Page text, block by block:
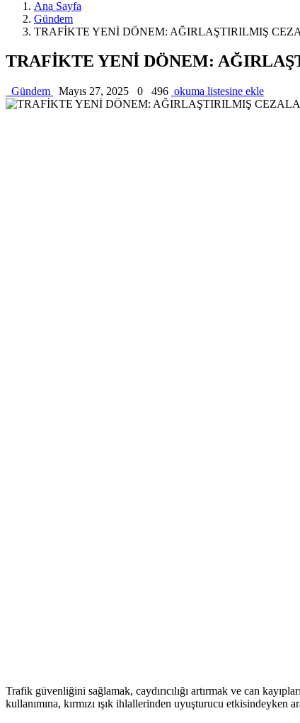
Ana Sayfa
Gündem
TRAFİKTE YENİ DÖNEM: AĞIRLAŞTIRILMIŞ
TRAFİKTE YENİ DÖNEM:
Gündem Mayıs 27, 2025 0 496 okuma listesine ekle
Trafik güvenliğini sağlamak, caydırıcılığı artırmak ve can
kullanımına, kırmızı ışık ihlallerinden uyuşturucu